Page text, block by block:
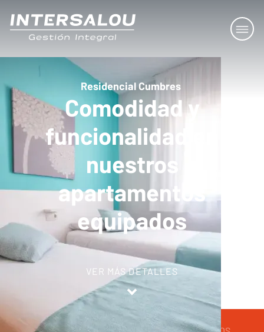
Residencial Cumbres
Comodidad y
funcionalidad en
nuestros
apartamentos
equipados
VER MÁS DETALLES